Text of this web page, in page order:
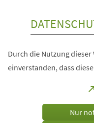
Durch die Nutzung
einverstanden, dass
Nur